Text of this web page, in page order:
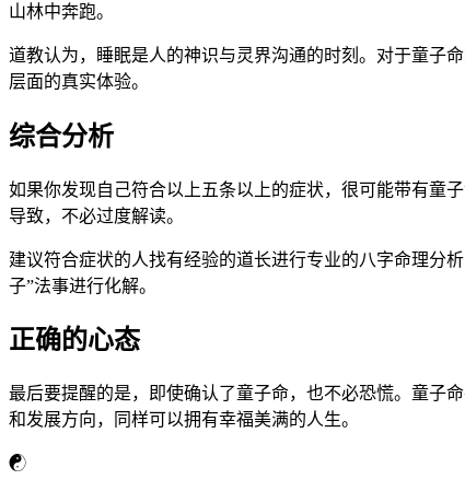
山林中奔跑。
道教认为，睡眠是人的神识与灵界沟通的时刻。对于童子
层面的真实体验。
综合分析
如果你发现自己符合以上五条以上的症状，很可能带有童子
导致，不必过度解读。
建议符合症状的人找有经验的道长进行专业的八字命理分
子”法事进行化解。
正确的心态
最后要提醒的是，即使确认了童子命，也不必恐慌。童子
和发展方向，同样可以拥有幸福美满的人生。
☯